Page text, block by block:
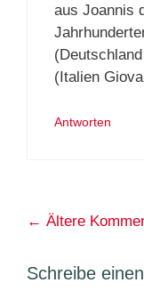
aus Joannis
(Italien
Antworten
← Ältere
Schreibe